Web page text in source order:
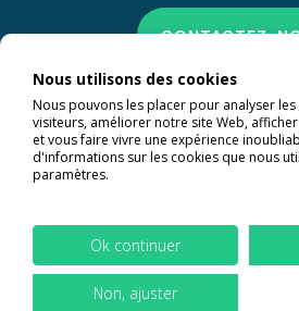
CONTACTEZ-
Nous utilisons des cookies
Nous pouvons les placer pour analyser
visiteurs, améliorer notre site Web,
et vous faire vivre une expérience
d'informations sur les cookies que nous
paramètres.
Ok continuer
Non, ajuster